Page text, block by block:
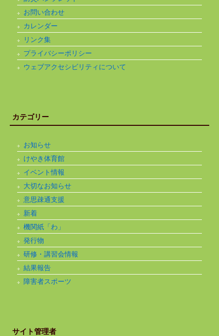
お問い合わせ
カレンダー
リンク集
プライバシーポリシー
ウェブアクセシビリティについて
カテゴリー
お知らせ
けやき体育館
イベント情報
大切なお知らせ
意思疎通支援
新着
機関紙「わ」
発行物
研修・講習会情報
結果報告
障害者スポーツ
サイト管理者